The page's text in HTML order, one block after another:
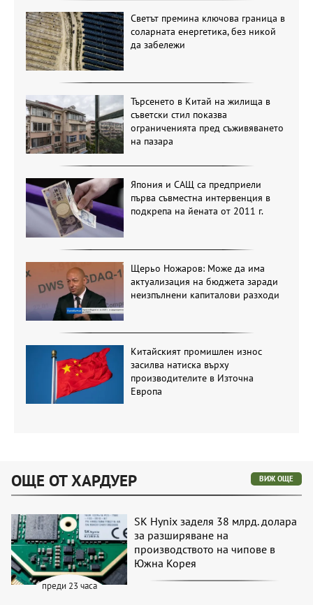
Светът премина ключова граница в
соларната енергетика, без никой
да забележи
Търсенето в Китай на жилища в
съветски стил показва
ограниченията пред съживяването
на пазара
Япония и САЩ са предприели
първа съвместна интервенция в
подкрепа на йената от 2011 г.
Щерьо Ножаров: Може да има
актуализация на бюджета заради
неизпълнени капиталови разходи
Китайският промишлен износ
засилва натиска върху
производителите в Източна
Европа
ОЩЕ ОТ ХАРДУЕР ВИЖ ОЩЕ
преди 23 часа
SK Hynix заделя 38 млрд. долара
за разширяване на
производството на чипове в
Южна Корея